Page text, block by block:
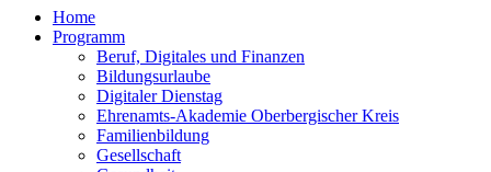
Home
Programm
Beruf, Digitales und Finanzen
Bildungsurlaube
Digitaler Dienstag
Ehrenamts-Akademie Oberbergischer Kreis
Familienbildung
Gesellschaft